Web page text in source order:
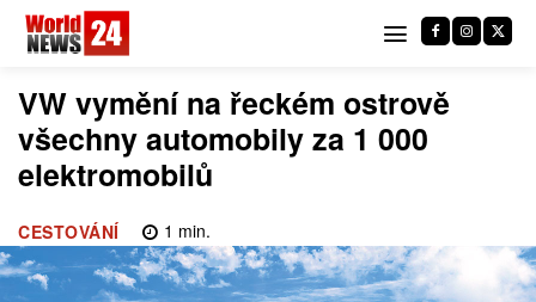
VW vymění na řeckém ostrově
všechny automobily za 1 000
elektromobilů
CESTOVÁNÍ 1 min.